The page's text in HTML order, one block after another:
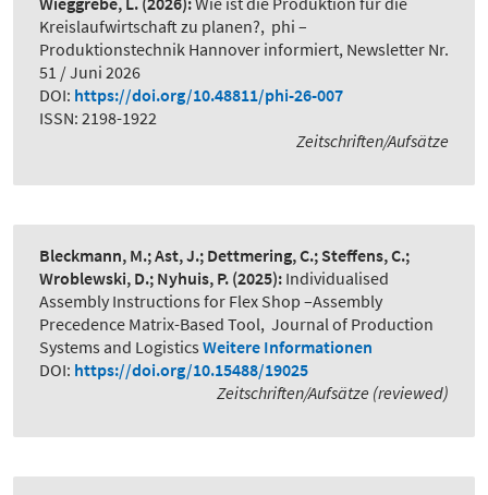
Kreislaufwirtschaft zu planen?, phi –
Produktionstechnik Hannover informiert, Newsletter Nr.
51 / Juni 2026
DOI: https://doi.org/10.48811/phi-26-007
ISSN: 2198-1922
Zeitschriften/Aufsätze
Bleckmann, M.; Ast, J.; Dettmering, C.; Steffens, C.;
Wroblewski, D.; Nyhuis, P. (2025): Individualised
Assembly Instructions for Flex Shop –Assembly
Precedence Matrix-Based Tool, Journal of Production
Systems and Logistics Weitere Informationen
DOI: https://doi.org/10.15488/19025
Zeitschriften/Aufsätze (reviewed)